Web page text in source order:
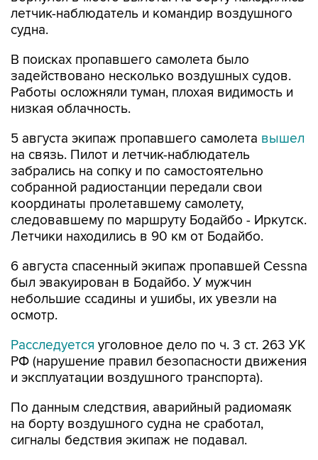
летчик-наблюдатель и командир воздушного
судна.
В поисках пропавшего самолета было
задействовано несколько воздушных судов.
Работы осложняли туман, плохая видимость и
низкая облачность.
5 августа экипаж пропавшего самолета вышел
на связь. Пилот и летчик-наблюдатель
забрались на сопку и по самостоятельно
собранной радиостанции передали свои
координаты пролетавшему самолету,
следовавшему по маршруту Бодайбо - Иркутск.
Летчики находились в 90 км от Бодайбо.
6 августа спасенный экипаж пропавшей Cessna
был эвакуирован в Бодайбо. У мужчин
небольшие ссадины и ушибы, их увезли на
осмотр.
Расследуется уголовное дело по ч. 3 ст. 263 УК
РФ (нарушение правил безопасности движения
и эксплуатации воздушного транспорта).
По данным следствия, аварийный радиомаяк
на борту воздушного судна не сработал,
сигналы бедствия экипаж не подавал.